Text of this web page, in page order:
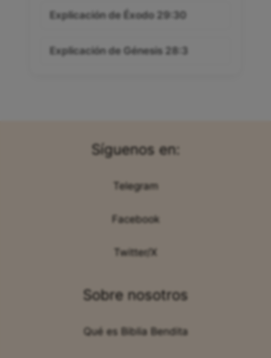
Explicación de Éxodo 29:30
Explicación de Génesis 28:3
Síguenos en:
Telegram
Facebook
Twitter/X
Sobre nosotros
Qué es Biblia Bendita